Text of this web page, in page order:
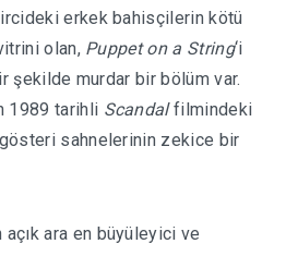
erkek bahisçilerin kötü
olan, Puppet on a String‘i
murdar bir bölüm var.
1989 tarihli Scandalfilmindeki
sahnelerinin zekice bir
açık ara en büyüleyici ve